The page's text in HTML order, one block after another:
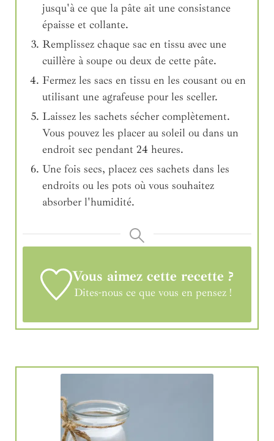
jusqu'à ce que la pâte ait une consistance
épaisse et collante.
Remplissez chaque sac en tissu avec une
cuillère à soupe ou deux de cette pâte.
Fermez les sacs en tissu en les cousant ou en
utilisant une agrafeuse pour les sceller.
Laissez les sachets sécher complètement.
Vous pouvez les placer au soleil ou dans un
endroit sec pendant 24 heures.
Une fois secs, placez ces sachets dans les
endroits ou les pots où vous souhaitez
absorber l'humidité.
Vous aimez cette recette ?
Dites-nous ce que vous en pensez !